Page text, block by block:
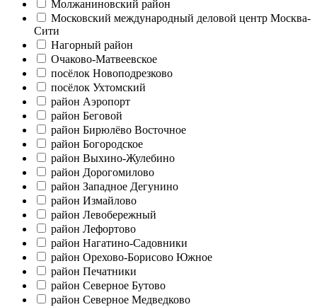
Молжаниновский район
Московский международный деловой центр Москва-
Сити
Нагорный район
Очаково-Матвеевское
посёлок Новоподрезково
посёлок Ухтомский
район Аэропорт
район Беговой
район Бирюлёво Восточное
район Богородское
район Выхино-Жулебино
район Дорогомилово
район Западное Дегунино
район Измайлово
район Левобережный
район Лефортово
район Нагатино-Садовники
район Орехово-Борисово Южное
район Печатники
район Северное Бутово
район Северное Медведково